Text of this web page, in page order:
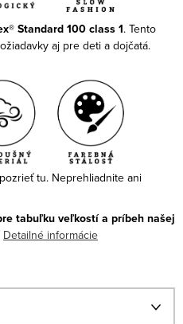
Standard 100 class 1. Tento
aj pre deti a dojčatá.
tu. Neprehliadnite ani
tabuľku veľkostí a príbeh našej
Detailné informácie